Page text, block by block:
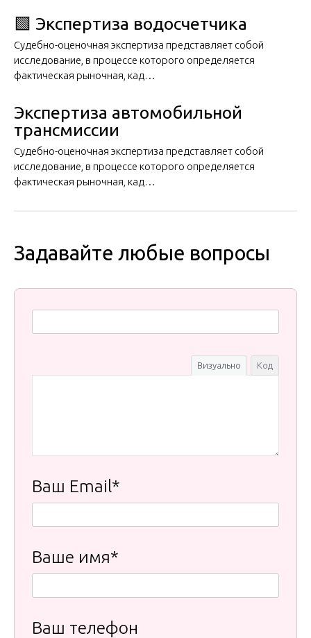
🟩 Экспертиза водосчетчика
Судебно-оценочная экспертиза представляет собой
исследование, в процессе которого определяется
фактическая рыночная, кад…
Экспертиза автомобильной
трансмиссии
Судебно-оценочная экспертиза представляет собой
исследование, в процессе которого определяется
фактическая рыночная, кад…
Задавайте любые вопросы
Визуально Код
Ваш Email*
Ваше имя*
Ваш телефон